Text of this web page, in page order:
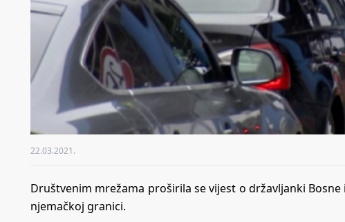
22.03.2021.
Društvenim mrežama proširila se vijest o državljanki
njemačkoj granici.